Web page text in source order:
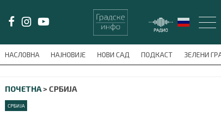
НАСЛОВНА НАЈНОВИЈЕ НОВИ САД ПОДКАСТ ЗЕЛЕНИ
meni'); $this_item = current( wp_filter_object_list(
ПОЧЕТНА > СРБИЈА
СРБИЈА
LAT/ЋИР
НАСЛОВНА